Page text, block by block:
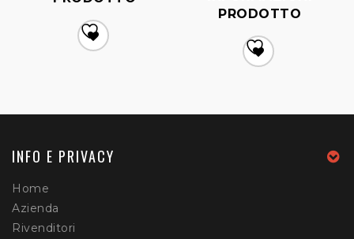
PRODOTTO
INFO E PRIVACY
Home
Azienda
Rivenditori